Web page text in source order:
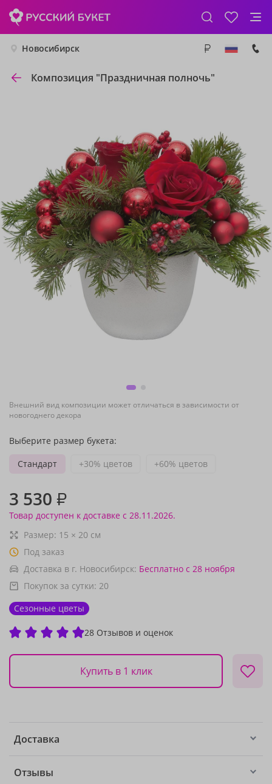
Новосибирск
Композиция "Праздничная полночь"
Внешний вид композиции может отличаться в зависимости от
новогоднего декора
Выберите размер букета:
Стандарт
+30% цветов +60% цветов
3 530 ₽
Товар доступен к доставке с 28.11.2026.
Размер: 15 × 20 см
Под заказ
Доставка в г. Новосибирск: Бесплатно с 28 ноября
Покупок за сутки: 20
Сезонные цветы
28 Отзывов и оценок
Купить в 1 клик
Доставка
Отзывы